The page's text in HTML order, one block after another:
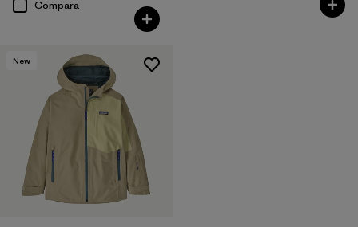
Compara
New